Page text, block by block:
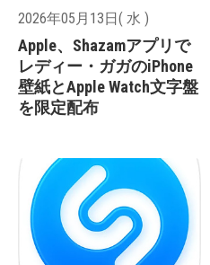
2026年05月13日( 水 )
Apple、Shazamアプリで
レディー・ガガのiPhone
壁紙とApple Watch文字盤
を限定配布